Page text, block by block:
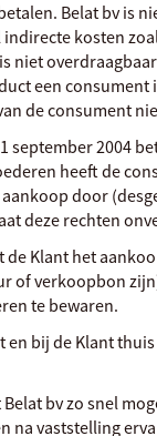
Belat bv is
kosten
niet
een consument
de consument
september 2004
heeft de
door
deze rechten
Klant het
of verkoopbon
te bewaren.
bij de Klant
bv zo snel
na vaststelling